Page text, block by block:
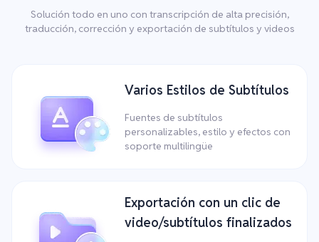
Solución todo en uno con transcripción de alta precisión,
traducción, corrección y exportación de subtítulos y videos
Varios Estilos de Subtítulos
Fuentes de subtítulos
personalizables, estilo y efectos con
soporte multilingüe
Exportación con un clic de
video/subtítulos finalizados